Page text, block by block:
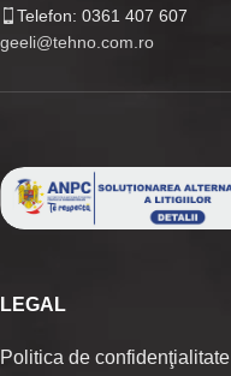
Telefon: 0361 407 607
geeli@tehno.com.ro
LEGAL
Politica de confidenţialitate